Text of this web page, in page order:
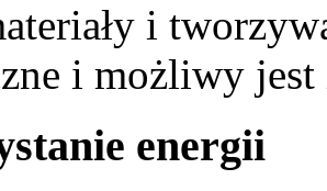
i
i możliwy
energii